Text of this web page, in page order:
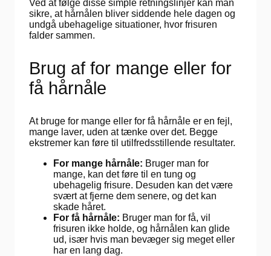
Ved at følge disse simple retningslinjer kan man
sikre, at hårnålen bliver siddende hele dagen og
undgå ubehagelige situationer, hvor frisuren
falder sammen.
Brug af for mange eller for
få hårnåle
At bruge for mange eller for få hårnåle er en fejl,
mange laver, uden at tænke over det. Begge
ekstremer kan føre til utilfredsstillende resultater.
For mange hårnåle: Bruger man for
mange, kan det føre til en tung og
ubehagelig frisure. Desuden kan det være
svært at fjerne dem senere, og det kan
skade håret.
For få hårnåle: Bruger man for få, vil
frisuren ikke holde, og hårnålen kan glide
ud, især hvis man bevæger sig meget eller
har en lang dag.